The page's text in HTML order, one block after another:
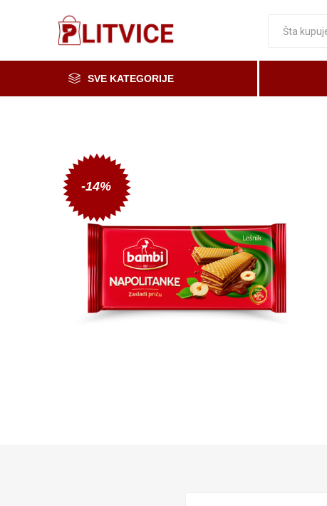
SVE KATEGORIJE
Voće i povrće
Mleko, mlečni proizvodi i jaja
Prerada od voća i povrća i med
Osnovne namirnice
Organska i zdrava hrana
-14%